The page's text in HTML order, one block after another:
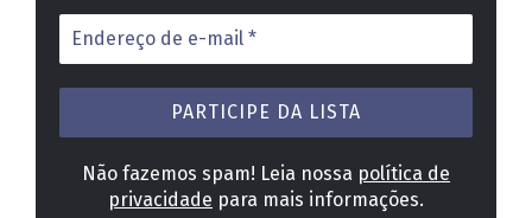
Endereço
de
e-
mail
Não fazemos spam! Leia nossa política de
privacidade para mais informações.